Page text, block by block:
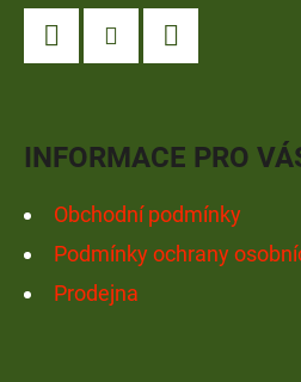
INFORMACE PRO
Obchodní podmínky
Podmínky ochrany
Prodejna